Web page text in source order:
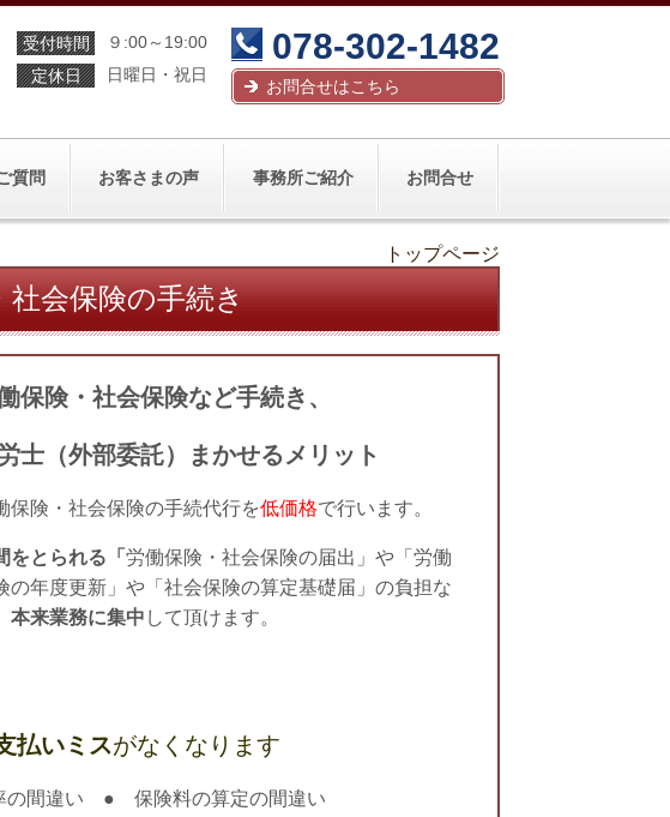
受付時間
９:00～19:00
定休日
日曜日・祝日
078-302-1482
お問合せはこちら
質問 お客さまの声 事務所ご紹介 お問合せ
トップページ
社会保険の手続き
保険・社会保険など手続き、
士（外部委託）まかせるメリット
保険・社会保険の手続代行を低価格で行います。
をとられる「労働保険・社会保険の届出」や「労働
の年度更新」や「社会保険の算定基礎届」の負担な
本来業務に集中 して頂けます。
払いミスがなくなります
違い ● 保険料の算定の間違い